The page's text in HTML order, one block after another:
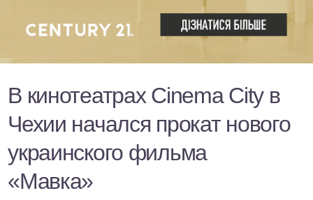
В кинотеатрах Cinema City в
Чехии начался прокат нового
украинского фильма
«Мавка»